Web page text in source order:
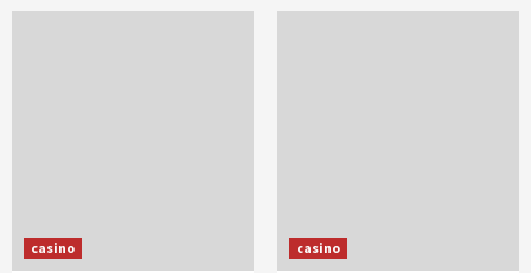
casino casino